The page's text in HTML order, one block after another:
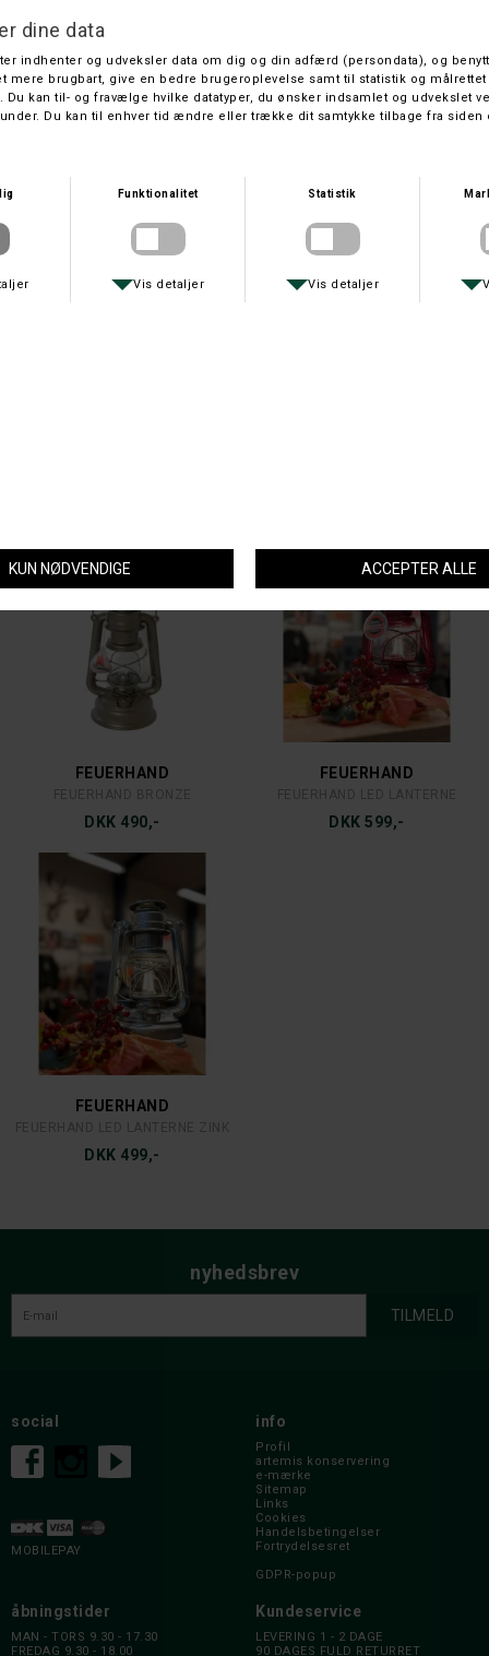
FEUERHAND 18650 LI-ION
genopladelige batterier
Batterier til Feuerhand Baby Special 276 LED Lantern
Spørg om varen
FEUERHAND
DKK 490,-
FEUERHAND
DKK 599,-
FEUERHAND
DKK 499,-
nyhedsbrev
social
MOBILEPAY
info
Profil
artemis konservering
e-mærke
Sitemap
Links
Cookies
Handelsbetingelser
Fortrydelsesret
GDPR-popup
åbningstider
MAN - TORS 9.30 - 17.30
FREDAG 9.30 - 18.00
Kundeservice
LEVERING 1 - 2 DAGE
90 DAGES FULD RETURRET